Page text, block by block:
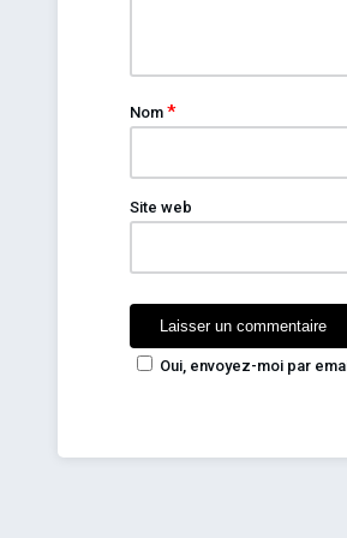
Nom *
Site web
Oui, envoyez-moi par